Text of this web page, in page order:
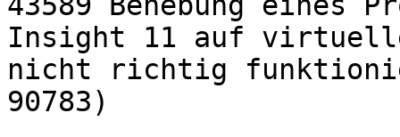
Insight 11 auf
nicht richtig
90783)